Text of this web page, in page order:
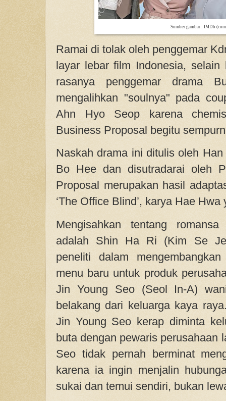
Sumber gambar : IMDb
Ramai di tolak oleh penggemar
layar lebar film Indonesia, selain
rasanya penggemar drama
mengalihkan "soulnya" pada
Ahn Hyo Seop karena
Business Proposal begitu
Naskah drama ini ditulis oleh
Bo Hee dan disutradarai oleh
Proposal merupakan hasil
‘The Office Blind’, karya Hae
Mengisahkan tentang
adalah Shin Ha Ri (Kim Se
peneliti dalam
menu baru untuk produk
Jin Young Seo (Seol In-A)
belakang dari keluarga kaya
Jin Young Seo kerap diminta
buta dengan pewaris perusahaan
Seo tidak pernah berminat
karena ia ingin menjalin
sukai dan temui sendiri, bukan